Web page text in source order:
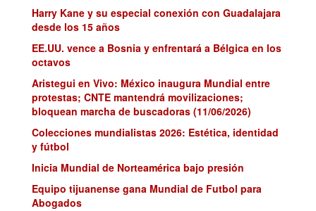
Harry Kane y su especial conexión con Guadalajara
desde los 15 años
EE.UU. vence a Bosnia y enfrentará a Bélgica en los
octavos
Aristegui en Vivo: México inaugura Mundial entre
protestas; CNTE mantendrá movilizaciones;
bloquean marcha de buscadoras (11/06/2026)
Colecciones mundialistas 2026: Estética, identidad
y fútbol
Inicia Mundial de Norteamérica bajo presión
Equipo tijuanense gana Mundial de Futbol para
Abogados